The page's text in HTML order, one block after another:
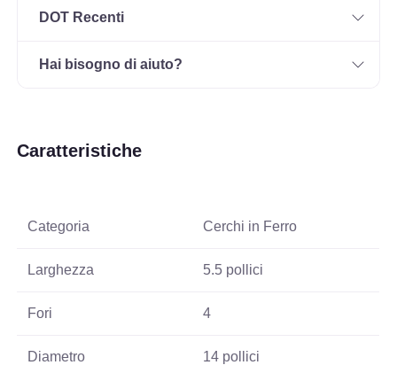
DOT Recenti
Hai bisogno di aiuto?
Caratteristiche
Categoria Cerchi in Ferro
Larghezza 5.5 pollici
Fori 4
Diametro 14 pollici